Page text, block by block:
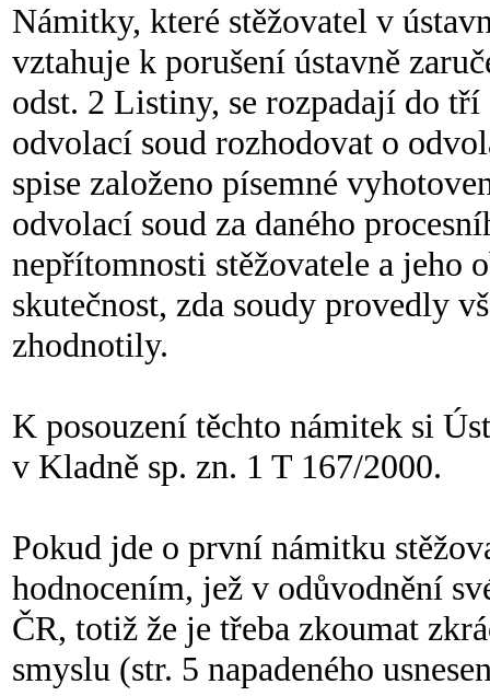
Námitky, které stěžovatel v
vztahuje k porušení ústavně
odst. 2 Listiny, se rozpadají do
odvolací soud rozhodovat o
spise založeno písemné
odvolací soud za daného
nepřítomnosti stěžovatele a jeho
skutečnost, zda soudy provedly
zhodnotily.
K posouzení těchto námitek si
v Kladně sp. zn. 1 T 167/2000.
Pokud jde o první námitku
hodnocením, jež v odůvodnění
ČR, totiž že je třeba zkoumat
smyslu (str. 5 napadeného